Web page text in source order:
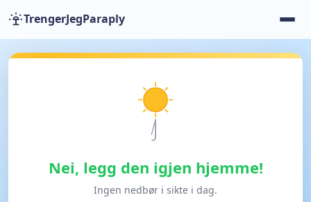
TrengerJegParaply
Nei, legg den igjen hjemme!
Ingen nedbør i sikte i dag.